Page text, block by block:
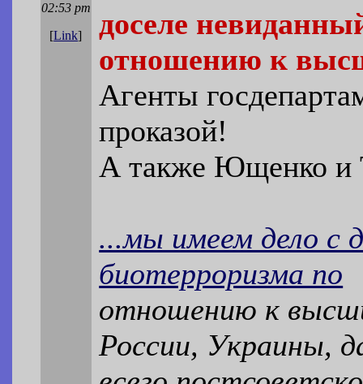
02:53 pm
[Link]
доселе
отношению к
Агенты
проказой!
А также Ющенко и
...мы имеем дело с
биотерроризма по
отношению к
России, Украины,